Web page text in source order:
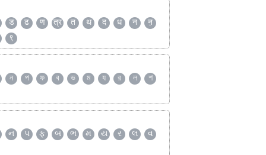
ड ढ ण त्र त थ द ध न
ऩ
९
ন প ফ ব ভ ম য র ল
শ
ન પ ફ બ ભ મ ય ર લ
વ